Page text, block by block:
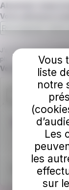
Abonnez-vous à
Votre adresse e-
J’accepte que L'va
plus.
Champ requis
Veuillez confirmer
Une question
Contactez-
Ecrivez-nouspar
Vous
liste
notre
Les
les
sur